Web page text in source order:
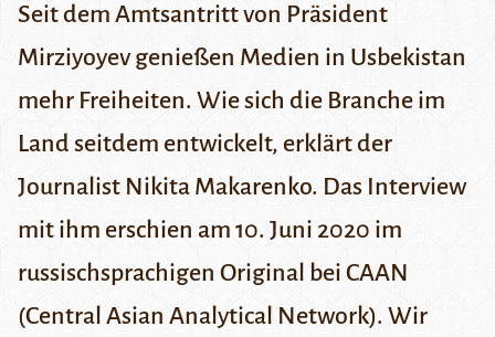
Seit dem Amtsantritt von Präsident
Mirziyoyev genießen Medien in Usbekistan
mehr Freiheiten. Wie sich die Branche im
Land seitdem entwickelt, erklärt der
Journalist Nikita Makarenko. Das Interview
mit ihm erschien am 10. Juni 2020 im
russischsprachigen Original bei CAAN
(Central Asian Analytical Network). Wir